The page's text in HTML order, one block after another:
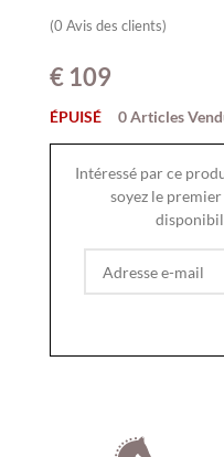
(0 Avis des clients)
€ 109
ÉPUISÉ 0 Articles
Intéressé par ce
soyez le